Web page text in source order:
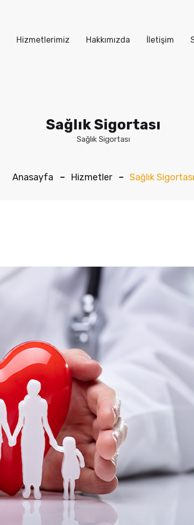
Hizmetlerimiz Hakkımızda İletişim
Sağlık Sigortası
Sağlık Sigortası
Anasayfa Hizmetler Sağlık Sigortası